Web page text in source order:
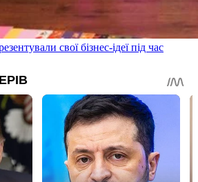
свої бізнес-ідеї під час